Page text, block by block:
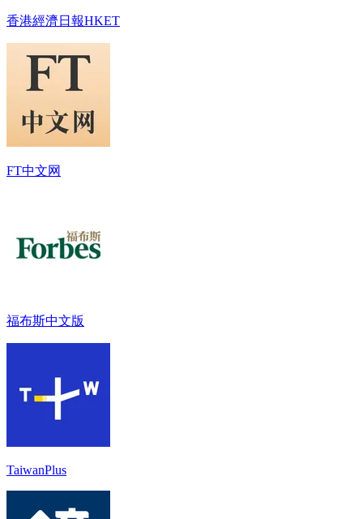
香港經濟日報HKET
FT中文网
福布斯中文版
TaiwanPlus